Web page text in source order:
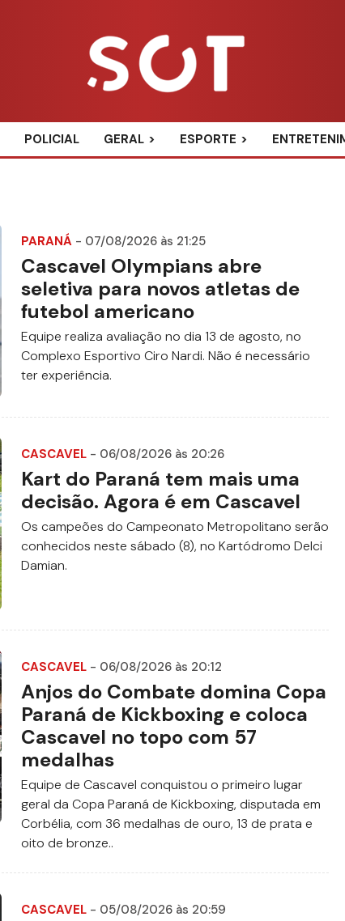
POLICIAL GERAL ESPORTE
PARANÁ - 07/08/2026 às 21:25
Cascavel Olympians abre
seletiva para novos atletas de
futebol americano
Equipe realiza avaliação no dia 13 de agosto, no
Complexo Esportivo Ciro Nardi. Não é necessário
ter experiência.
CASCAVEL - 06/08/2026 às 20:26
Kart do Paraná tem mais uma
decisão. Agora é em Cascavel
Os campeões do Campeonato Metropolitano serão
conhecidos neste sábado (8), no Kartódromo Delci
Damian.
CASCAVEL - 06/08/2026 às 20:12
Anjos do Combate domina Copa
Paraná de Kickboxing e coloca
Cascavel no topo com 57
medalhas
Equipe de Cascavel conquistou o primeiro lugar
geral da Copa Paraná de Kickboxing, disputada em
Corbélia, com 36 medalhas de ouro, 13 de prata e
oito de bronze..
CASCAVEL - 05/08/2026 às 20:59